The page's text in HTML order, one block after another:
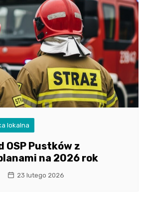
lokalna
OSP Pustków z
na 2026 rok
23 lutego 2026